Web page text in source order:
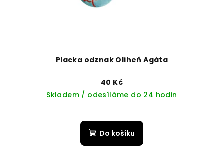
Placka odznak Oliheň Agáta
40 Kč
Skladem / odesíláme do 24 hodin
Do košíku